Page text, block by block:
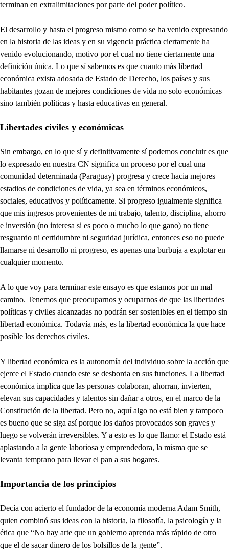
terminan en extralimitaciones por parte del poder político.
El desarrollo y hasta el progreso mismo como se ha venido expresando
en la historia de las ideas y en su vigencia práctica ciertamente ha
venido evolucionando, motivo por el cual no tiene ciertamente una
definición única. Lo que sí sabemos es que cuanto más libertad
económica exista adosada de Estado de Derecho, los países y sus
habitantes gozan de mejores condiciones de vida no solo económicas
sino también políticas y hasta educativas en general.
Libertades civiles y económicas
Sin embargo, en lo que sí y definitivamente sí podemos concluir es que
lo expresado en nuestra CN significa un proceso por el cual una
comunidad determinada (Paraguay) progresa y crece hacia mejores
estadios de condiciones de vida, ya sea en términos económicos,
sociales, educativos y políticamente. Si progreso igualmente significa
que mis ingresos provenientes de mi trabajo, talento, disciplina, ahorro
e inversión (no interesa si es poco o mucho lo que gano) no tiene
resguardo ni certidumbre ni seguridad jurídica, entonces eso no puede
llamarse ni desarrollo ni progreso, es apenas una burbuja a explotar en
cualquier momento.
A lo que voy para terminar este ensayo es que estamos por un mal
camino. Tenemos que preocuparnos y ocuparnos de que las libertades
políticas y civiles alcanzadas no podrán ser sostenibles en el tiempo sin
libertad económica. Todavía más, es la libertad económica la que hace
posible los derechos civiles.
Y libertad económica es la autonomía del individuo sobre la acción que
ejerce el Estado cuando este se desborda en sus funciones. La libertad
económica implica que las personas colaboran, ahorran, invierten,
elevan sus capacidades y talentos sin dañar a otros, en el marco de la
Constitución de la libertad. Pero no, aquí algo no está bien y tampoco
es bueno que se siga así porque los daños provocados son graves y
luego se volverán irreversibles. Y a esto es lo que llamo: el Estado está
aplastando a la gente laboriosa y emprendedora, la misma que se
levanta temprano para llevar el pan a sus hogares.
Importancia de los principios
Decía con acierto el fundador de la economía moderna Adam Smith,
quien combinó sus ideas con la historia, la filosofía, la psicología y la
ética que “No hay arte que un gobierno aprenda más rápido de otro
que el de sacar dinero de los bolsillos de la gente”.